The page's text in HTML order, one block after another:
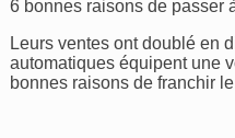
6 bonnes raisons de passer
Leurs ventes ont doublé en
automatiques équipent une
bonnes raisons de franchir